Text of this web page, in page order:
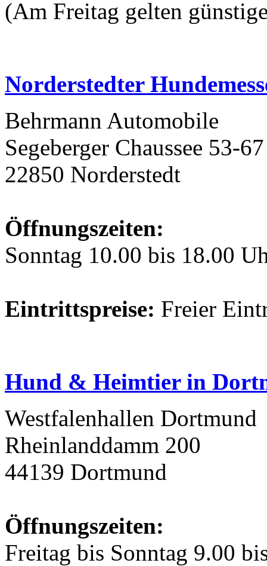
(Am Freitag gelten
Norderstedter
Behrmann Automobile
Segeberger Chaussee 53-67
22850 Norderstedt
Öffnungszeiten:
Sonntag 10.00 bis 18.00
Eintrittspreise: Freier
Hund & Heimtier in
Westfalenhallen Dortmund
Rheinlanddamm 200
44139 Dortmund
Öffnungszeiten:
Freitag bis Sonntag 9.00